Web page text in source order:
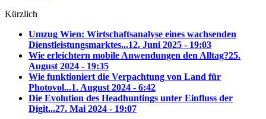
Kürzlich
Umzug Wien: Wirtschaftsanalyse eines wachsenden
Dienstleistungsmarktes...12. Juni 2025 - 19:03
Wie erleichtern mobile Anwendungen den Alltag?25.
August 2024 - 19:35
Wie funktioniert die Verpachtung von Land für
Photovol...1. August 2024 - 6:42
Die Evolution des Headhuntings unter Einfluss der
Digit...27. Mai 2024 - 19:07